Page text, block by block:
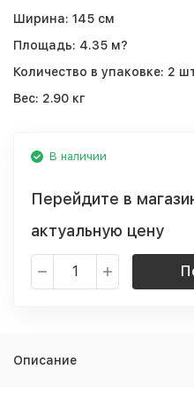
Ширина: 145 см
Площадь: 4.35 м?
Количество в упаковке: 2
Вес: 2.90 кг
В наличии
Перейдите в
актуальную цену
Описание